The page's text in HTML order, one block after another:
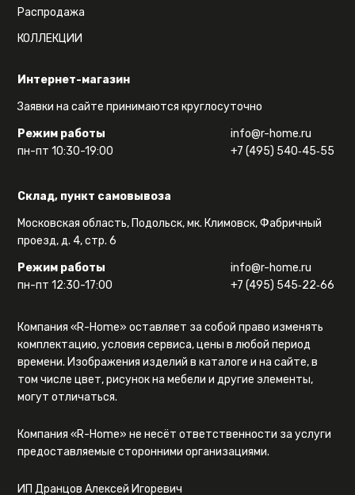
Интернет-магазин
Заявки на сайте принимаются круглосуточно
Режим работы
пн-пт 10:30-19:00
info@r-home.ru
+7 (495) 540‑45‑55
Склад, пункт самовывоза
Московская область, Подольск, мк. Климовск, Фабричный
проезд, д. 4, стр. 6
Режим работы
пн-пт 12:30-17:00
info@r-home.ru
+7 (495) 545‑22‑66
Распродажа
КОЛЛЕКЦИИ
Компания «R-Home» оставляет за собой право изменять
комплектацию, условия сервиса, цены в любой период
времени. Изображения изделий в каталоге и на сайте, в
том числе цвет, рисунок на мебели и другие элементы,
могут отличаться.
Компания «R-Home» не несёт ответственности за услуги
предоставляемые сторонними организациями.
ИП Дранцов Алексей Игоревич